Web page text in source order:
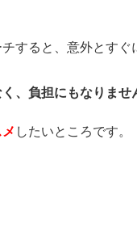
すると、意外とすぐ
、負担にもなりませ
したいところです。